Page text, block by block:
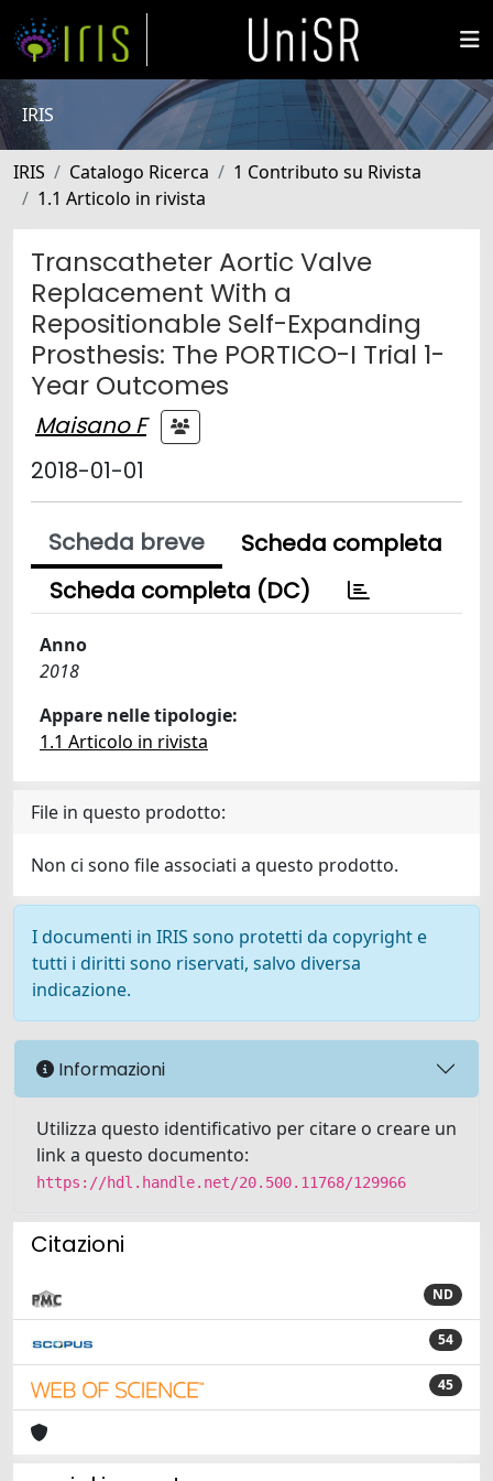
IRIS
IRIS Catalogo Ricerca
1 Contributo su Rivista
1.1 Articolo in rivista
Transcatheter Aortic Valve
Replacement With a
Repositionable Self-Expanding
Prosthesis: The PORTICO-I Trial 1-
Year Outcomes
Maisano F
2018-01-01
Scheda breve
Scheda completa
Scheda completa (DC)
Anno
2018
Appare nelle tipologie:
1.1 Articolo in rivista
File in questo prodotto:
Non ci sono file associati a questo prodotto.
I documenti in IRIS sono protetti da copyright e
tutti i diritti sono riservati, salvo diversa
indicazione.
Informazioni
Utilizza questo identificativo per citare o creare un
link a questo documento:
https://hdl.handle.net/20.500.11768/129966
Citazioni
ND
54
45